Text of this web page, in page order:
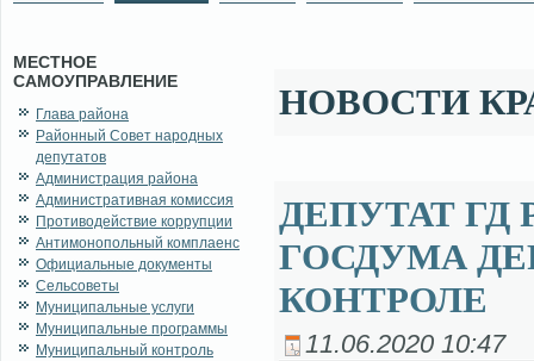
МЕСТНОЕ
САМОУПРАВЛЕНИЕ
Глава района
Районный Совет народных
депутатов
Администрация района
Административная комиссия
Противодействие коррупции
Антимонопольный комплаенс
Официальные документы
Сельсоветы
Муниципальные услуги
Муниципальные программы
Муниципальный контроль
НОВОСТИ
ДЕПУТАТ ГД
ГОСДУМА
КОНТРОЛЕ
11.06.2020 10:47